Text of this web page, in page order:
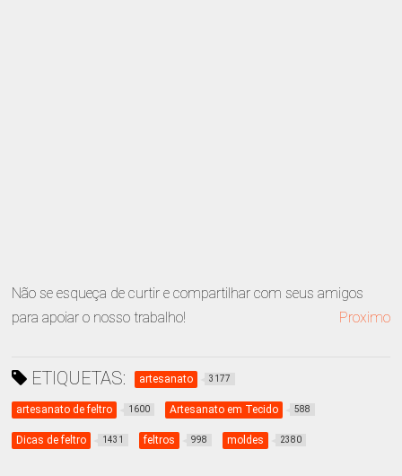
Não se esqueça de curtir e compartilhar com seus amigos
para apoiar o nosso trabalho!
Proximo
ETIQUETAS: artesanato 3177
artesanato de feltro 1600 Artesanato em Tecido 588
Dicas de feltro 1431 feltros 998 moldes 2380